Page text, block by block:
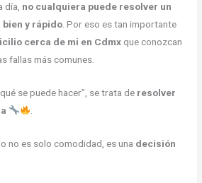
día, no cualquiera puede resolver un
bien y rápido . Por eso es tan importante
cerca de mi en Cdmx que conozcan
fallas más comunes.
se puede hacer”, se trata de resolver
no es solo comodidad, es una decisión